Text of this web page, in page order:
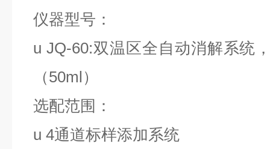
仪器型号：
u JQ-60:双温区全自动消解系统
（50ml）
选配范围：
u 4通道标样添加系统